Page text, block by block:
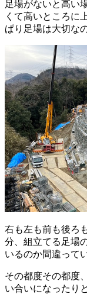
足場がないと高い
くて高いところに
ぱり足場は大切な
右も左も前も後ろ
分、組立てる足場
いるのか間違って
その都度その都度
い合いになったり